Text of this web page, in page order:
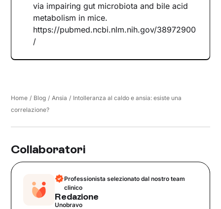
via impairing gut microbiota and bile acid
metabolism in mice.
https://pubmed.ncbi.nlm.nih.gov/38972900
/
Home / Blog / Ansia / Intolleranza al caldo e ansia: esiste una
correlazione?
Collaboratori
Professionista selezionato dal nostro team
clinico
Redazione
Unobravo